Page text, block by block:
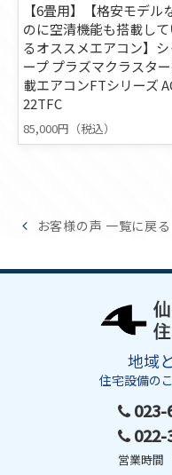
【6畳用】【格安モデル
のに空清機能も搭載して
るオススメエアコン】シ
ープ プラズマクラスタ
載エアコンFTシリーズ
22TFC
85,000円（税込）
お客様の声 一覧に戻る
地域
住宅設備の
023-
022-
営業時間